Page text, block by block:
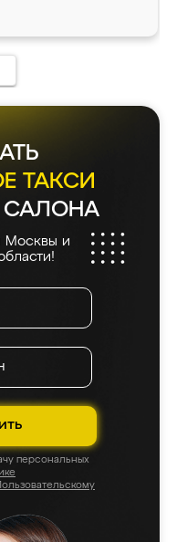
ТАКСИ
САЛОНА
Москвы и
персональных